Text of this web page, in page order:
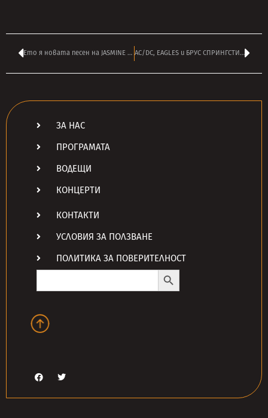
Ето я новата песен на JASMINE WHALE – ‘Happiness Digger’ AC/DC, EAGLES и БРУС СПРИНГСТИЙН сред най-успешните турнета за първата половина на 2026
ЗА НАС
ПРОГРАМАТА
ВОДЕЩИ
КОНЦЕРТИ
КОНТАКТИ
УСЛОВИЯ ЗА ПОЛЗВАНЕ
ПОЛИТИКА ЗА ПОВЕРИТЕЛНОСТ
Search
Search Button